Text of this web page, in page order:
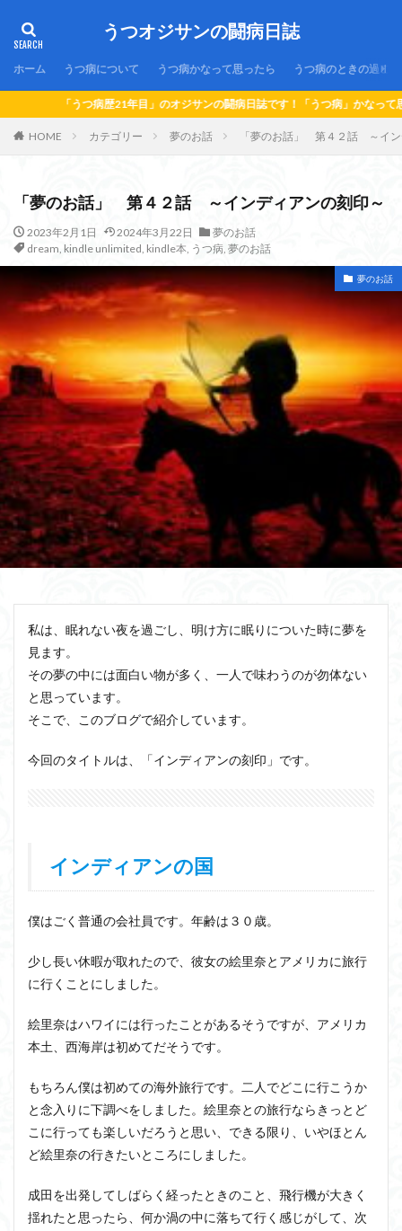
うつオジサンの闘病日誌
ホーム うつ病について うつ病かなって思ったら うつ病のときの過ご
闘病日誌です！「うつ病」かなって思ったら…！「うつ病」になっちゃった
HOME カテゴリー 夢のお話 「夢のお話」 第４２話 ～イン
「夢のお話」 第４２話 ～インディアンの刻印～
2023年2月1日 2024年3月22日
夢のお話
dream, kindle unlimited, kindle本, うつ病, 夢のお話
夢のお話
私は、眠れない夜を過ごし、明け方に眠りについた時に夢を
見ます。
その夢の中には面白い物が多く、一人で味わうのが勿体ない
と思っています。
そこで、このブログで紹介しています。
今回のタイトルは、「インディアンの刻印」です。
インディアンの国
僕はごく普通の会社員です。年齢は３０歳。
少し長い休暇が取れたので、彼女の絵里奈とアメリカに旅行
に行くことにしました。
絵里奈はハワイには行ったことがあるそうですが、アメリカ
本土、西海岸は初めてだそうです。
もちろん僕は初めての海外旅行です。二人でどこに行こうか
と念入りに下調べをしました。絵里奈との旅行ならきっとど
こに行っても楽しいだろうと思い、できる限り、いやほとん
ど絵里奈の行きたいところにしました。
成田を出発してしばらく経ったときのこと、飛行機が大きく
揺れたと思ったら、何か渦の中に落ちて行く感じがして、次